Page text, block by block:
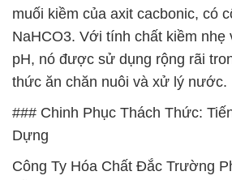
muối kiềm của axit cacbonic, có
NaHCO3. Với tính chất kiềm nhẹ
pH, nó được sử dụng rộng rãi
thức ăn chăn nuôi và xử lý nước.
### Chinh Phục Thách Thức:
Dựng
Công Ty Hóa Chất Đắc Trường